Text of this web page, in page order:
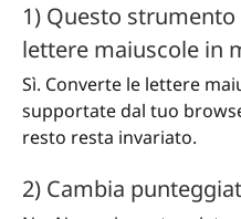
1) Questo
lettere maiuscole in
Sì. Converte le lettere
supportate dal tuo
resto resta invariato.
2) Cambia